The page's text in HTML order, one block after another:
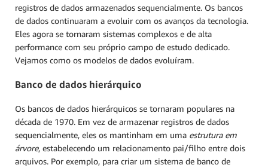
registros de dados armazenados sequencialmente. Os bancos
de dados continuaram a evoluir com os avanços da tecnologia.
Eles agora se tornaram sistemas complexos e de alta
performance com seu próprio campo de estudo dedicado.
Vejamos como os modelos de dados evoluíram.
Banco de dados hierárquico
Os bancos de dados hierárquicos se tornaram populares na
década de 1970. Em vez de armazenar registros de dados
sequencialmente, eles os mantinham em uma estrutura em
árvore, estabelecendo um relacionamento pai/filho entre dois
arquivos. Por exemplo, para criar um sistema de banco de